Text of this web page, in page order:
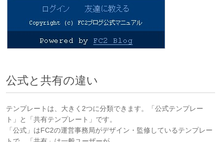
公式と共有の違い
テンプレートは、大きく2つに分類できます。「公式テンプレー
ト」と「共有テンプレート」です。
「公式」はFC2の運営事務局がデザイン・監修しているテンプレー